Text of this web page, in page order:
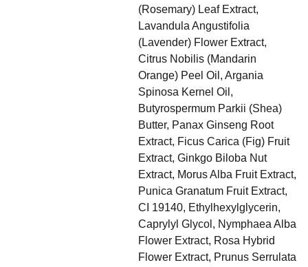
(Rosemary) Leaf Extract,
Lavandula Angustifolia
(Lavender) Flower Extract,
Citrus Nobilis (Mandarin
Orange) Peel Oil, Argania
Spinosa Kernel Oil,
Butyrospermum Parkii (Shea)
Butter, Panax Ginseng Root
Extract, Ficus Carica (Fig) Fruit
Extract, Ginkgo Biloba Nut
Extract, Morus Alba Fruit Extract,
Punica Granatum Fruit Extract,
CI 19140, Ethylhexylglycerin,
Caprylyl Glycol, Nymphaea Alba
Flower Extract, Rosa Hybrid
Flower Extract, Prunus Serrulata